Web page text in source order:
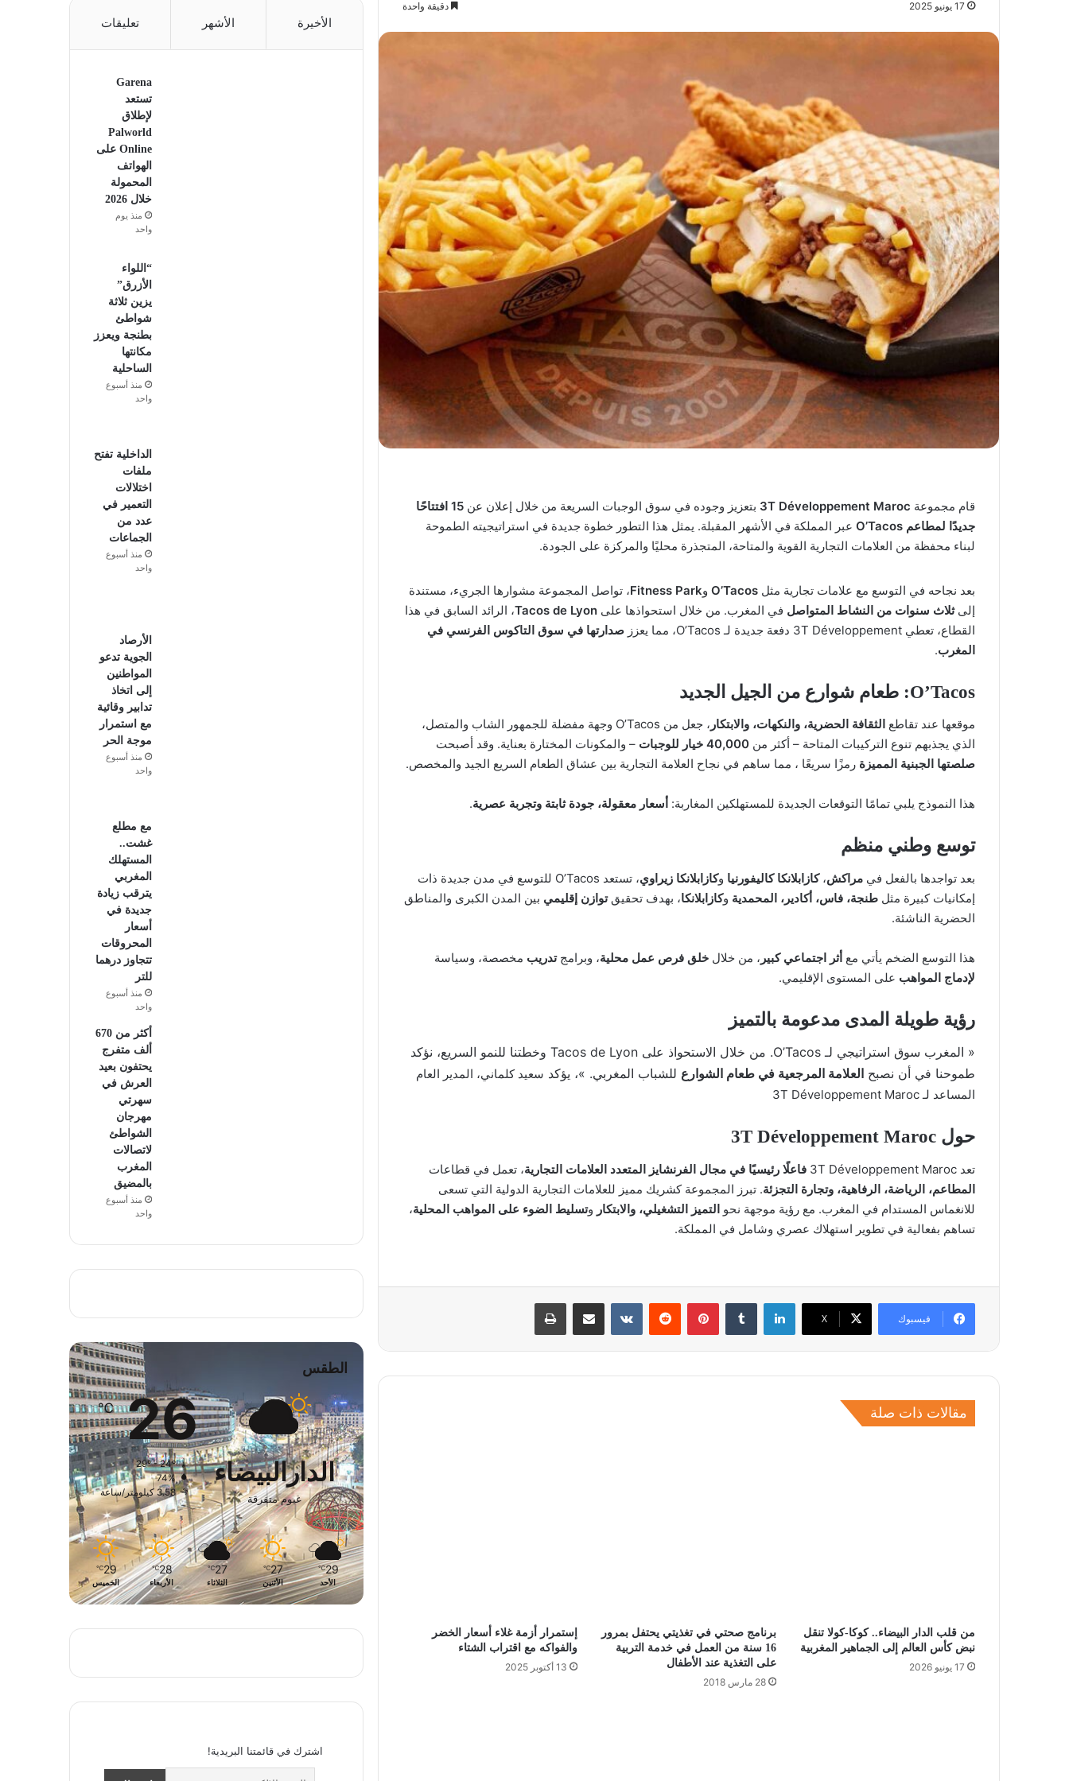
17 يونيو 2025 دقيقة واحدة
قام مجموعة 3T Développement Maroc بتعزيز وجوده في سوق الوجبات السريعة من خلال إعلان عن
15 افتتاحًا
جديدًا لمطاعم O’Tacos
عبر المملكة في الأشهر المقبلة. يمثل هذا التطور خطوة جديدة في استراتيجيته الطموحة
لبناء محفظة من العلامات التجارية القوية والمتاحة، المتجذرة محليًا والمركزة على الجودة.
بعد نجاحه في التوسع مع علامات تجارية مثل O’Tacos وFitness Park، تواصل المجموعة مشوارها الجريء، مستندة
إلىثلاث سنوات من النشاط المتواصل في المغرب. من خلال استحواذها على Tacos de Lyon، الرائد السابق في هذا
القطاع، تعطي 3T Développement دفعة جديدة لـ O’Tacos، مما يعزز
صدارتها في سوق التاكوس الفرنسي في
المغرب.
O’Tacos: طعام شوارع من الجيل الجديد
موقعها عند تقاطع الثقافة الحضرية، والنكهات، والابتكار
، جعل من O’Tacos وجهة مفضلة للجمهور الشاب والمتصل،
الذي يجذبهم تنوع التركيبات المتاحة – أكثر من 40,000 خيار للوجبات
– والمكونات المختارة بعناية. وقد أصبحت
صلصتها الجبنية المميزة رمزًا سريعًا ، مما ساهم في نجاح العلامة التجارية بين عشاق الطعام السريع الجيد والمخصص.
هذا النموذج يلبي تمامًا التوقعات الجديدة للمستهلكين المغاربة: أسعار معقولة، جودة ثابتة وتجربة عصرية.
توسع وطني منظم
بعد تواجدها بالفعل في مراكش،كازابلانكا كاليفورنيا وكازابلانكا زيراوي
، تستعد O’Tacos للتوسع في مدن جديدة ذات
إمكانيات كبيرة مثل طنجة، فاس، أكادير، المحمدية وكازابلانكا، بهدف تحقيقتوازن إقليمي بين المدن الكبرى والمناطق
الحضرية الناشئة.
هذا التوسع الضخم يأتي مع أثر اجتماعي كبير ، من خلال خلق فرص عمل محلية، وبرامجتدريب مخصصة، وسياسة
لإدماج المواهب على المستوى الإقليمي.
رؤية طويلة المدى مدعومة بالتميز
« المغرب سوق استراتيجي لـ O’Tacos. من خلال الاستحواذ على Tacos de Lyon وخطتنا للنمو السريع، نؤكد
طموحنا في أن نصبح العلامة المرجعية في طعام الشوارع للشباب المغربي. »، يؤكد سعيد كلماني، المدير العام
المساعد لـ 3T Développement Maroc
حول 3T Développement Maroc
تعد 3T Développement Maroc فاعلًا رئيسيًا في مجال الفرنشايز المتعدد العلامات التجارية، تعمل في قطاعات
المطاعم، الرياضة، الرفاهية، وتجارة التجزئة. تبرز المجموعة كشريك مميز للعلامات التجارية الدولية التي تسعى
للانغماس المستدام في المغرب. مع رؤية موجهة نحو التميز التشغيلي، والابتكار وتسليط الضوء على المواهب المحلية،
تساهم بفعالية في تطوير استهلاك عصري وشامل في المملكة.
فيسبوك ‫X
لينكدإن بينتيريست مشاركة عبر البريد طباعة
مقالات ذات صلة
من قلب الدار البيضاء.. كوكا-كولا تنقل
نبض كأس العالم إلى الجماهير المغربية
17 يونيو 2026
برنامج صحتي في تغذيتي يحتفل بمرور
16 سنة من العمل في خدمة التربية
على التغذية عند الأطفال
28 مارس 2018
إستمرار أزمة غلاء أسعار الخضر
والفواكه مع اقتراب الشتاء
13 أكتوبر 2025
الأخيرة الأشهر تعليقات
Garena
تستعد
لإطلاق
Palworld
Online على
الهواتف
المحمولة
خلال 2026
منذ يوم
واحد
“اللواء
الأزرق”
يزين ثلاثة
شواطئ
بطنجة ويعزز
مكانتها
الساحلية
منذ أسبوع
واحد
الداخلية تفتح
ملفات
اختلالات
التعمير في
عدد من
الجماعات
منذ أسبوع
واحد
الأرصاد
الجوية تدعو
المواطنين
إلى اتخاذ
تدابير وقائية
مع استمرار
موجة الحر
منذ أسبوع
واحد
مع مطلع
غشت..
المستهلك
المغربي
يترقب زيادة
جديدة في
أسعار
المحروقات
تتجاوز درهما
للتر
منذ أسبوع
واحد
أكثر من 670
ألف متفرج
يحتفون بعيد
العرش في
سهرتي
مهرجان
الشواطئ
لاتصالات
المغرب
بالمضيق
منذ أسبوع
واحد
الطقس
الدارالبيضاء
غيوم متفرقة
26
℃
29º - 24º
74%
3.58 كيلومتر/ساعة
29
℃
الأحد
27
℃
الأثنين
27
℃
الثلاثاء
28
℃
الأربعاء
29
℃
الخميس
اشترك في قائمتنا البريدية!